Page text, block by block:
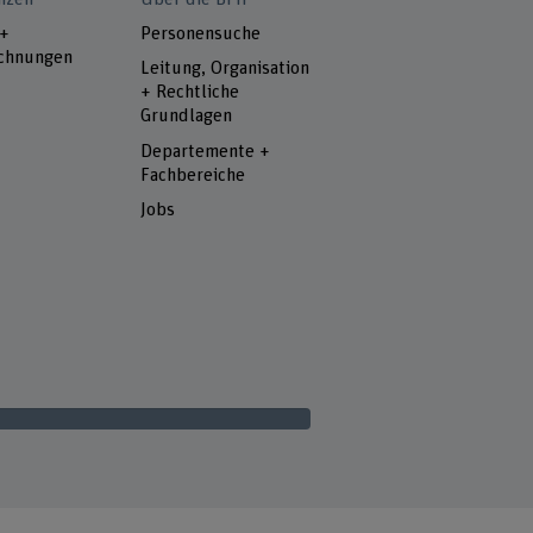
Personensuche
Leitung, Organisation
+ Rechtliche
Grundlagen
Departemente +
Fachbereiche
Jobs